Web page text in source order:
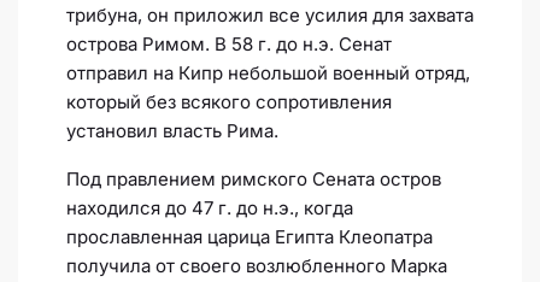
трибуна, он приложил все усилия для захвата
острова Римом. В 58 г. до н.э. Сенат
отправил на Кипр небольшой военный отряд,
который без всякого сопротивления
установил власть Рима.
Под правлением римского Сената остров
находился до 47 г. до н.э., когда
прославленная царица Египта Клеопатра
получила от своего возлюбленного Марка